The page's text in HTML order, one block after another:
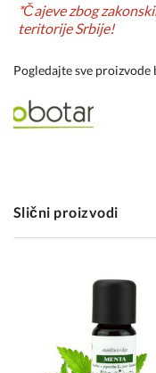
*Čajeve zbog
teritorije Srbije!
Pogledajte sve proizvode
Slični proizvodi